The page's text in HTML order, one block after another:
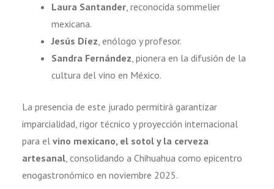
Laura Santander, reconocida sommelier
mexicana.
Jesús Díez, enólogo y profesor.
Sandra Fernández, pionera en la difusión de la
cultura del vino en México.
La presencia de este jurado permitirá garantizar
imparcialidad, rigor técnico y proyección internacional
para el vino mexicano, el sotol y la cerveza
artesanal, consolidando a Chihuahua como epicentro
enogastronómico en noviembre 2025.